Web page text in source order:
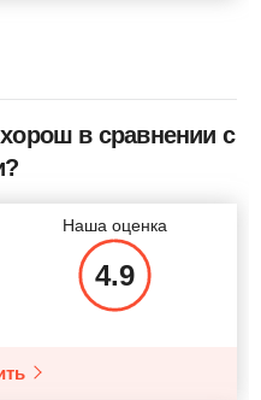
в сравнении с
Наша оценка
4.9